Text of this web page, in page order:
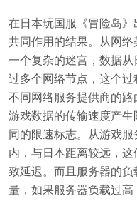
在日本玩国服《冒险岛
共同作用的结果。从网
一个复杂的迷宫，数据
过多个网络节点，这个过
不同网络服务提供商的
游戏数据的传输速度产
同的限速标志。从游戏
内，与日本距离较远，
致延迟。而且服务器的
量，如果服务器负载过高